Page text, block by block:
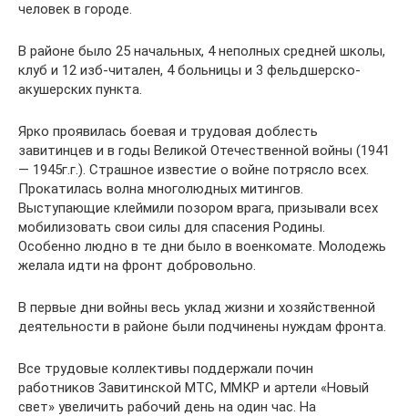
человек в городе.
В районе было 25 начальных, 4 неполных средней школы,
клуб и 12 изб-читален, 4 больницы и 3 фельдшерско-
акушерских пункта.
Ярко проявилась боевая и трудовая доблесть
завитинцев и в годы Великой Отечественной войны (1941
— 1945г.г.). Страшное известие о войне потрясло всех.
Прокатилась волна многолюдных митингов.
Выступающие клеймили позором врага, призывали всех
мобилизовать свои силы для спасения Родины.
Особенно людно в те дни было в военкомате. Молодежь
желала идти на фронт добровольно.
В первые дни войны весь уклад жизни и хозяйственной
деятельности в районе были подчинены нуждам фронта.
Все трудовые коллективы поддержали почин
работников Завитинской МТС, ММКР и артели «Новый
свет» увеличить рабочий день на один час. На